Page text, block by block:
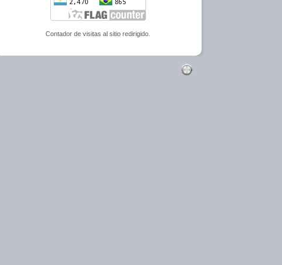
Contador de visitas al sitio redirigido.